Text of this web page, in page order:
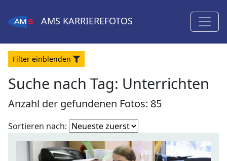
AMS KARRIEREFOTOS
Filter einblenden
Suche nach Tag: Unterrichten
Anzahl der gefundenen Fotos: 85
Sortieren nach: